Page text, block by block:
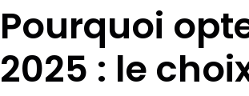
Pourquoi
2025 : le